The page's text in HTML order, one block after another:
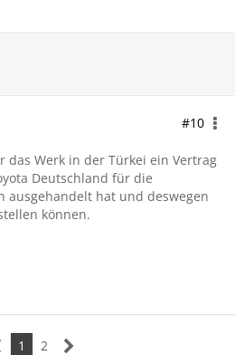
#10
das Werk in der Türkei ein Vertrag
Deutschland für die
ausgehandelt hat und deswegen
können.
1 2